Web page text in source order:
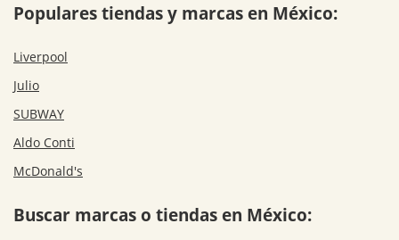
Populares tiendas y marcas en México:
Liverpool
Julio
SUBWAY
Aldo Conti
McDonald's
Buscar marcas o tiendas en México: